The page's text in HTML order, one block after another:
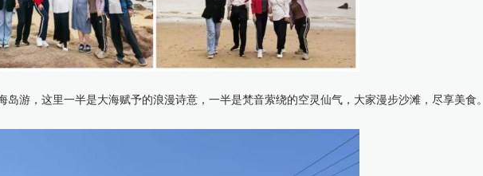
游，这里一半是大海赋予的浪漫诗意，一半是梵音萦绕的空灵仙气，大家漫步沙滩，尽享美食。